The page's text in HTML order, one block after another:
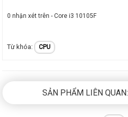
0 nhận xét trên - Core i3 10105F
CPU
SẢN PHẨM LIÊN QUAN: